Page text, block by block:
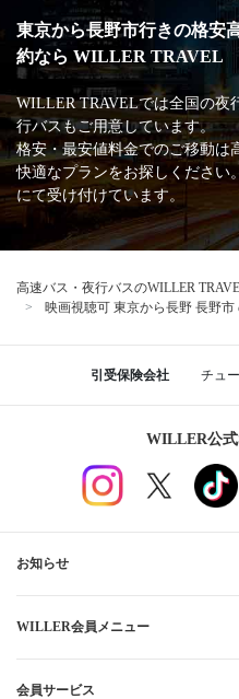
東京から長野市行きの格安
約なら WILLER TRAVEL
WILLER TRAVELでは全国の夜
行バスもご用意しています。
格安・最安値料金でのご移動は
快適なプランをお探しください
にて受け付けています。
高速バス・夜行バスのWILLER
映画視聴可 東京から長野 長野
引受保険会社 チュ
WILLER公式
お知らせ
WILLER会員メニュー
会員サービス